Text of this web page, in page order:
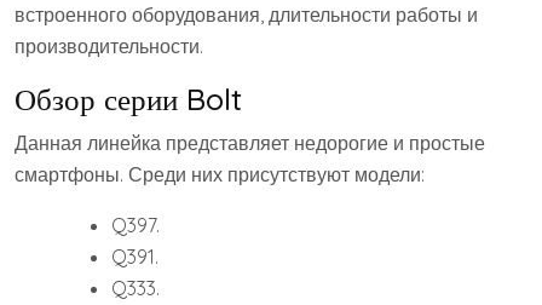
встроенного оборудования, длительности работы и
производительности.
Обзор серии Bolt
Данная линейка представляет недорогие и простые
смартфоны. Среди них присутствуют модели:
Q397.
Q391.
Q333.